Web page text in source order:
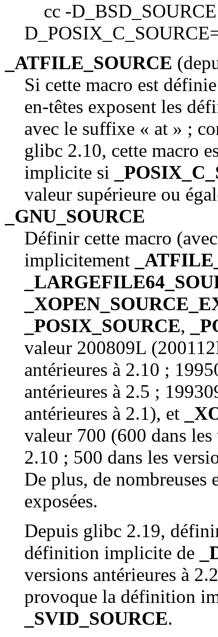
cc -
_ATFILE_SOURCE
Si cette macro est
en-têtes exposent les
avec le suffixe « at » ;
glibc 2.10, cette macro
implicite si
valeur supérieure ou
_GNU_SOURCE
Définir cette macro
implicitement
_POSIX_SOURCE,
valeur 200809L
antérieures à 2.10 ;
antérieures à 2.5 ;
antérieures à 2.1), et
valeur 700 (600 dans
2.10 ; 500 dans les
De plus, de
exposées.
Depuis glibc 2.19,
définition implicite de
versions antérieures à
provoque la définition
_SVID_SOURCE.